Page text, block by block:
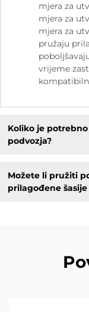
mjera za
mjera za
mjera za
pružaju
vrijeme
Koliko je
podvozja?
Možete li pružiti
prilagođene šasije